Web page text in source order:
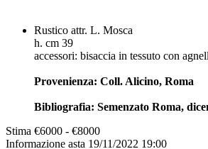
Rustico attr. L. Mosca
h. cm 39
accessori: bisaccia in tessuto con
Provenienza: Coll. Alicino, Roma
Bibliografia: Semenzato Roma,
Stima €6000 - €8000
Informazione asta 19/11/2022 19:00